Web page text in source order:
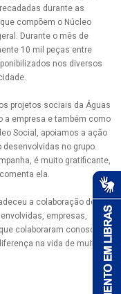
durante as
compõem o Núcleo
Durante o mês de
10 mil peças entre
nos diversos
projetos sociais da Águas
a empresa e também como
Social, apoiamos a ação
no grupo.
é muito gratificante,
ela.
a colaboração de
empresas,
colaboraram conosco
na vida de muitas